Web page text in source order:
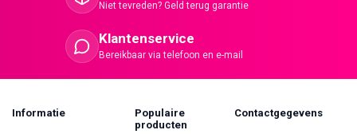
Niet tevreden? Geld terug garantie
Klantenservice
Bereikbaar via telefoon en e-mail
Informatie
Populaire
producten
Contactgegevens